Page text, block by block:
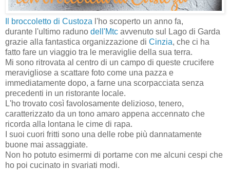
Il broccoletto di Custoza l'ho scoperto un anno fa,
durante l'ultimo raduno dell'Mtc avvenuto sul Lago di Garda
grazie alla fantastica organizzazione di Cinzia, che ci ha
fatto fare un viaggio tra le meraviglie della sua terra.
Mi sono ritrovata al centro di un campo di queste crucifere
meravigliose a scattare foto come una pazza e
immediatamente dopo, a farne una scorpacciata senza
precedenti in un ristorante locale.
L'ho trovato così favolosamente delizioso, tenero,
caratterizzato da un tono amaro appena accennato che
ricorda alla lontana le cime di rapa.
I suoi cuori fritti sono una delle robe più dannatamente
buone mai assaggiate.
Non ho potuto esimermi di portarne con me alcuni cespi che
ho poi cucinato in svariati modi.